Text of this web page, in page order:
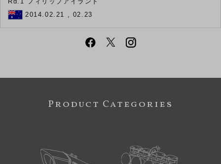
2014.02.21 , 02.23
Product Categories